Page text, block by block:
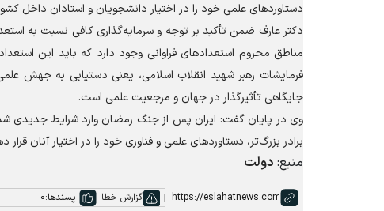
دستاورد‌های علمی خود را در اختیار دانشجویان و استادان داخل
دکتر عارف ضمن تأکید بر توجه و سرمایه‌گذاری کافی نسبت به
مناطق محروم استعداد‌های فراوانی وجود دارد که باید این
فرمایشات رهبر شهید انقلاب اسلامی، یعنی دستیابی به جهش
جایگاهی تأثیرگذار در جهان و مرجعیت علمی است.
وی در پایان گفت: ایران پس از جنگ رمضان وارد شرایط جدیدی
برادر بزرگ‌تر، دستاورد‌های علمی و فناوری خود را در اختیار آنان قرار
منبع: دولت
گزارش خطا پسندها:0